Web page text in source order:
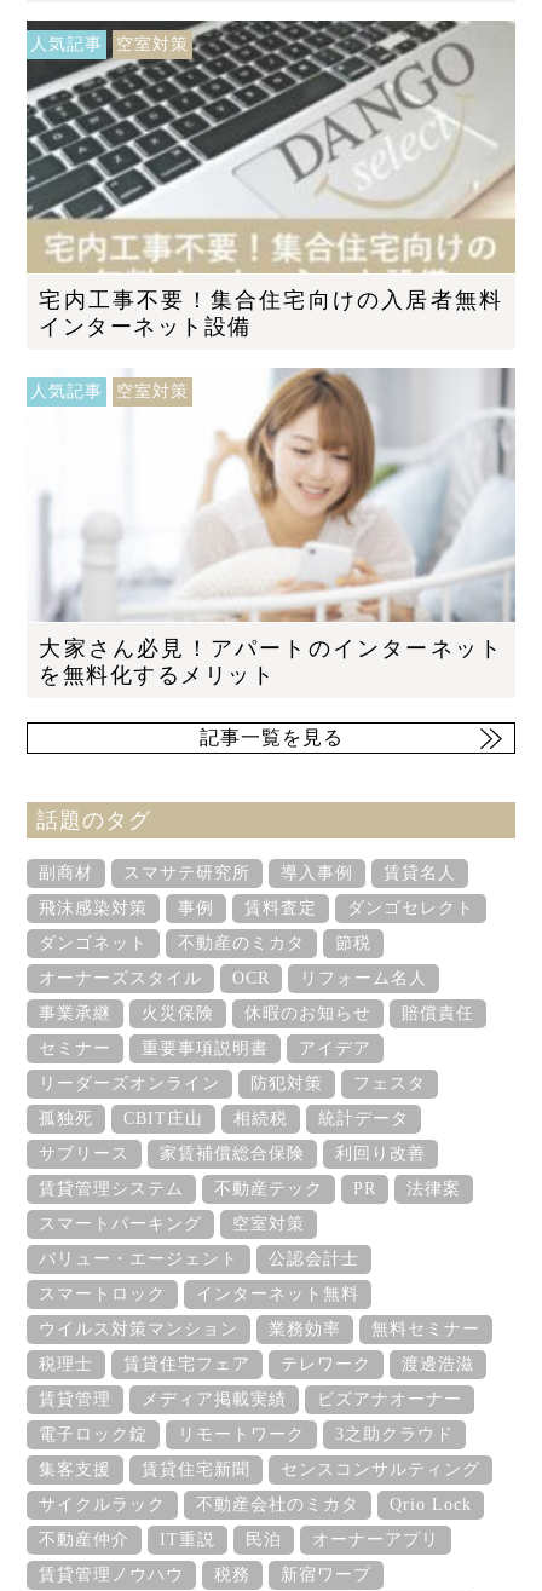
人気記事 空室対策
宅内工事不要！集合住宅向けの入居者無料
インターネット設備
人気記事 空室対策
大家さん必見！アパートのインターネット
を無料化するメリット
記事一覧を見る
話題のタグ
副商材 スマサテ研究所 導入事例
賃貸名人
飛沫感染対策
事例 賃料査定
ダンゴセレクト
ダンゴネット
不動産のミカタ
節税
オーナーズスタイル
OCR
リフォーム名人
事業承継
火災保険 休暇のお知らせ
賠償責任
セミナー
重要事項説明書
アイデア
リーダーズオンライン
防犯対策
フェスタ
孤独死
CBIT庄山 相続税
統計データ
サブリース
家賃補償総合保険
利回り改善
賃貸管理システム
不動産テック PR
法律案
スマートパーキング
空室対策
バリュー・エージェント
公認会計士
スマートロック
インターネット無料
ウイルス対策マンション
業務効率
無料セミナー
税理士
賃貸住宅フェア テレワーク
渡邊浩滋
賃貸管理
メディア掲載実績
ビズアナオーナー
電子ロック錠
リモートワーク
3之助クラウド
集客支援
賃貸住宅新聞
センスコンサルティング
サイクルラック
不動産会社のミカタ
Qrio Lock
不動産仲介
IT重説 民泊
オーナーアプリ
賃貸管理ノウハウ
税務
新宿ワープ